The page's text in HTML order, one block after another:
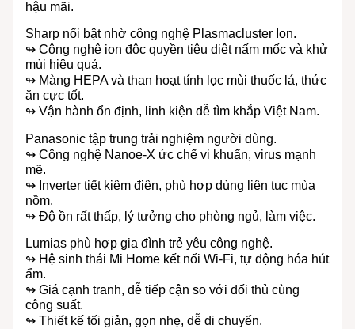
hậu mãi.
Sharp nổi bật nhờ công nghệ Plasmacluster Ion.
↬ Công nghệ ion độc quyền tiêu diệt nấm mốc và khử
mùi hiệu quả.
↬ Màng HEPA và than hoạt tính lọc mùi thuốc lá, thức
ăn cực tốt.
↬ Vận hành ổn định, linh kiện dễ tìm khắp Việt Nam.
Panasonic tập trung trải nghiệm người dùng.
↬ Công nghệ Nanoe-X ức chế vi khuẩn, virus mạnh
mẽ.
↬ Inverter tiết kiệm điện, phù hợp dùng liên tục mùa
nồm.
↬ Độ ồn rất thấp, lý tưởng cho phòng ngủ, làm việc.
Lumias phù hợp gia đình trẻ yêu công nghệ.
↬ Hệ sinh thái Mi Home kết nối Wi-Fi, tự động hóa hút
ẩm.
↬ Giá cạnh tranh, dễ tiếp cận so với đối thủ cùng
công suất.
↬ Thiết kế tối giản, gọn nhẹ, dễ di chuyển.